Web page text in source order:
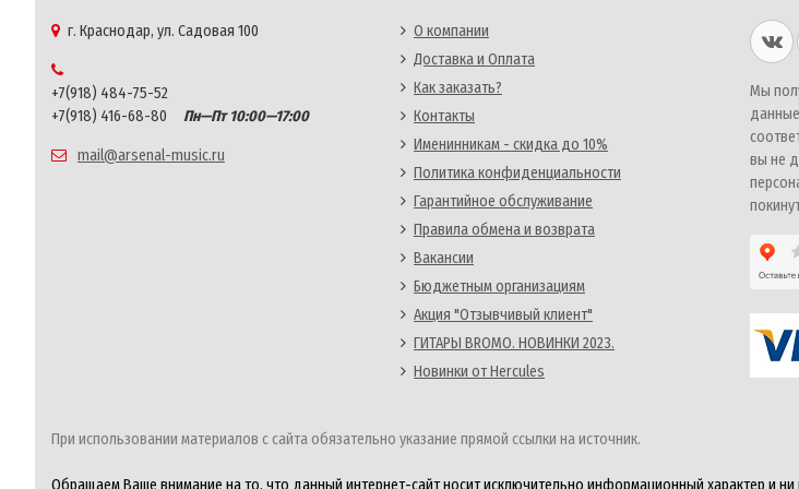
г. Краснодар, ул. Садовая 100
+7(918) 484-75-52
+7(918) 416-68-80
Пн—Пт 10:00—17:00
mail@arsenal-music.ru
О компании
Доставка и Оплата
Как заказать?
Контакты
Именинникам - скидка до 10%
Политика конфиденциальности
Гарантийное обслуживание
Правила обмена и возврата
Вакансии
Бюджетным организациям
Акция "Отзывчивый клиент"
ГИТАРЫ BROMO. НОВИНКИ 2023.
Новинки от Hercules
Мы
вы не
При использовании материалов с сайта обязательно указание прямой ссылки на источник.
Обращаем Ваше внимание на то, что данный интернет-сайт носит исключительно информационный характер и ни